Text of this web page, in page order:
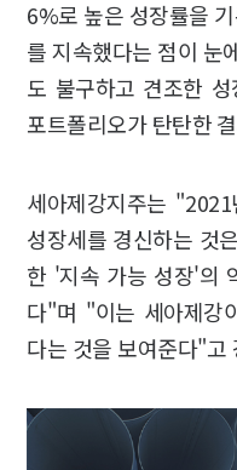
6%로 높은 성장률을
를 지속했다는 점이 눈
도 불구하고 견조한
포트폴리오가 탄탄한
세아제강지주는
성장세를 경신하는 것
한 '지속 가능 성장'의
다"며 "이는 세아제강
다는 것을 보여준다"고